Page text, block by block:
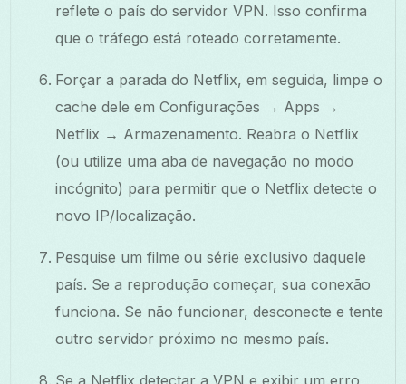
reflete o país do servidor VPN. Isso confirma
que o tráfego está roteado corretamente.
Forçar a parada do Netflix, em seguida, limpe o
cache dele em Configurações → Apps →
Netflix → Armazenamento. Reabra o Netflix
(ou utilize uma aba de navegação no modo
incógnito) para permitir que o Netflix detecte o
novo IP/localização.
Pesquise um filme ou série exclusivo daquele
país. Se a reprodução começar, sua conexão
funciona. Se não funcionar, desconecte e tente
outro servidor próximo no mesmo país.
Se a Netflix detectar a VPN e exibir um erro,